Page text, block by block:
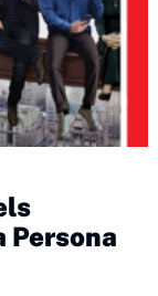
Persona